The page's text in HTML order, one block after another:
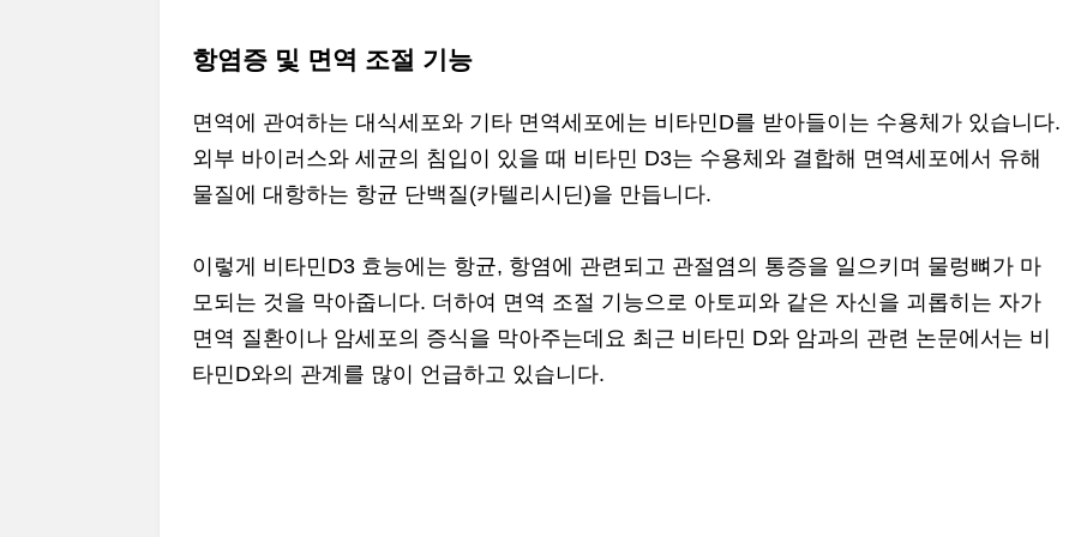
항염증 및 면역 조절 기능
면역에 관여하는 대식세포와 기타 면역세포에는 비타민D를 받아들이는 수용체가 있습니다.
외부 바이러스와 세균의 침입이 있을 때 비타민 D3는 수용체와 결합해 면역세포에서 유해
물질에 대항하는 항균 단백질(카텔리시딘)을 만듭니다.
이렇게 비타민D3 효능에는 항균, 항염에 관련되고 관절염의 통증을 일으키며 물렁뼈가 마
모되는 것을 막아줍니다. 더하여 면역 조절 기능으로 아토피와 같은 자신을 괴롭히는 자가
면역 질환이나 암세포의 증식을 막아주는데요 최근 비타민 D와 암과의 관련 논문에서는 비
타민D와의 관계를 많이 언급하고 있습니다.